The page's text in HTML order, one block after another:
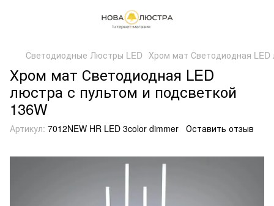
Светодиодные Люстры LED Хром мат Светодиодная LED
Хром мат Светодиодная LED
люстра с пультом и подсветкой
136W
Артикул: 7012NEW HR LED 3color dimmer Оставить отзыв